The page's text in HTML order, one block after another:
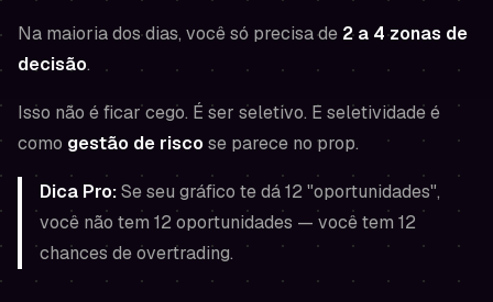
Na maioria dos dias, você só precisa de 2 a 4 zonas de
decisão.
Isso não é ficar cego. É ser seletivo. E seletividade é
como gestão de riscose parece no prop.
Dica Pro:Se seu gráfico te dá 12 "oportunidades",
você não tem 12 oportunidades — você tem 12
chances de overtrading.